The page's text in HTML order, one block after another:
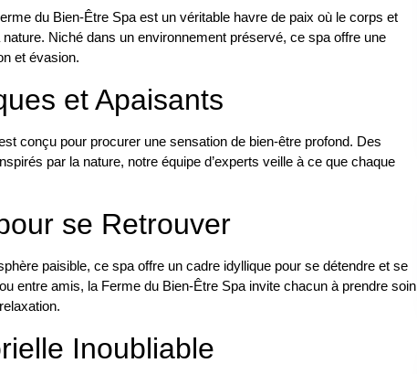
du Bien-Être Spa est un véritable havre de paix où le corps et
Niché dans un environnement préservé, ce spa offre une
et évasion.
et Apaisants
conçu pour procurer une sensation de bien-être profond. Des
par la nature, notre équipe d’experts veille à ce que chaque
se Retrouver
paisible, ce spa offre un cadre idyllique pour se détendre et se
entre amis, la Ferme du Bien-Être Spa invite chacun à prendre soin
Inoubliable